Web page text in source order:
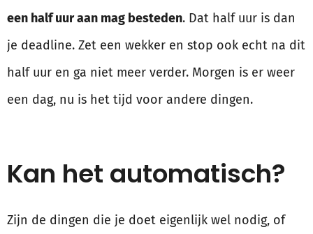
een half uur aan mag besteden. Dat half uur is dan
je deadline. Zet een wekker en stop ook echt na dit
half uur en ga niet meer verder. Morgen is er weer
een dag, nu is het tijd voor andere dingen.
Kan het automatisch?
Zijn de dingen die je doet eigenlijk wel nodig, of